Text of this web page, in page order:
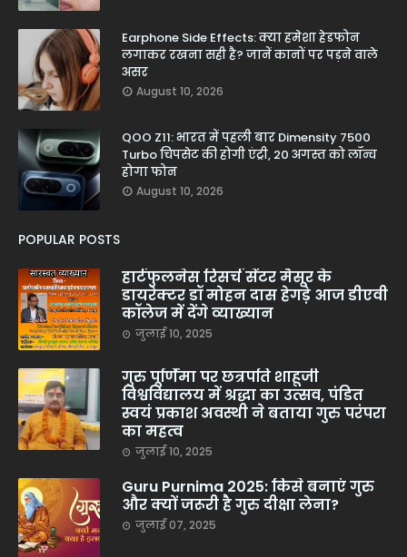
Earphone Side Effects: क्या हमेशा हेडफोन
लगाकर रखना सही है? जानें कानों पर पड़ने वाले
असर
August 10, 2026
QOO Z11: भारत में पहली बार Dimensity 7500
Turbo चिपसेट की होगी एंट्री, 20 अगस्त को लॉन्च
होगा फोन
August 10, 2026
POPULAR POSTS
हार्टफुलनेस रिसर्च सेंटर मैसूर के
डायरेक्टर डॉ मोहन दास हेगड़े आज डीएवी
कॉलेज में देंगे व्याख्यान
जुलाई 10, 2025
गुरु पूर्णिमा पर छत्रपति शाहूजी
विश्वविद्यालय में श्रद्धा का उत्सव, पंडित
स्वयं प्रकाश अवस्थी ने बताया गुरु परंपरा
का महत्व
जुलाई 10, 2025
Guru Purnima 2025: किसे बनाएं गुरु
और क्यों जरूरी है गुरु दीक्षा लेना?
जुलाई 07, 2025